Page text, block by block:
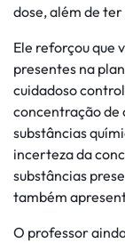
dose, além de
Ele reforçou que
presentes na
cuidadoso
concentração de
substâncias
incerteza da
substâncias
também
O professor